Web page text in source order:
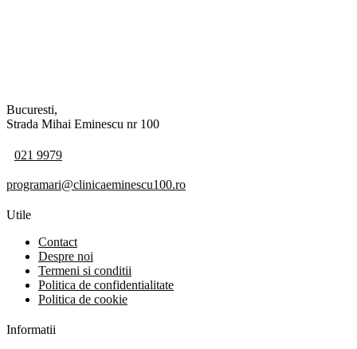
Bucuresti,
Strada Mihai Eminescu nr 100
021 9979
programari@clinicaeminescu100.ro
Utile
Contact
Despre noi
Termeni si conditii
Politica de confidentialitate
Politica de cookie
Informatii